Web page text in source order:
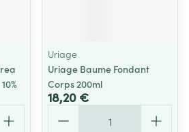
Uriage
Uriage Baume Fondant
Corps 200ml
18,20 €